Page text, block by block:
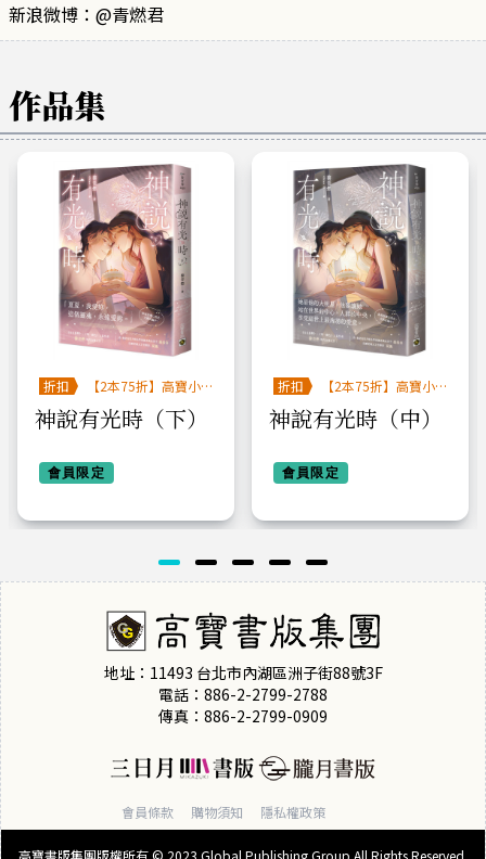
新浪微博：@青燃君
作品集
折扣
【2本75折】高寶小
神說有光時（下）
會員限定
折扣
【2本75折】高寶小
神說有光時（中）
會員限定
地址：11493 台北市內湖區洲子街88號3F
電話：886-2-2799-2788
傳真：886-2-2799-0909
會員條款 購物須知 隱私權政策
高寶書版集團版權所有 © 2023 Global Publishing Group All Rights Reserved.